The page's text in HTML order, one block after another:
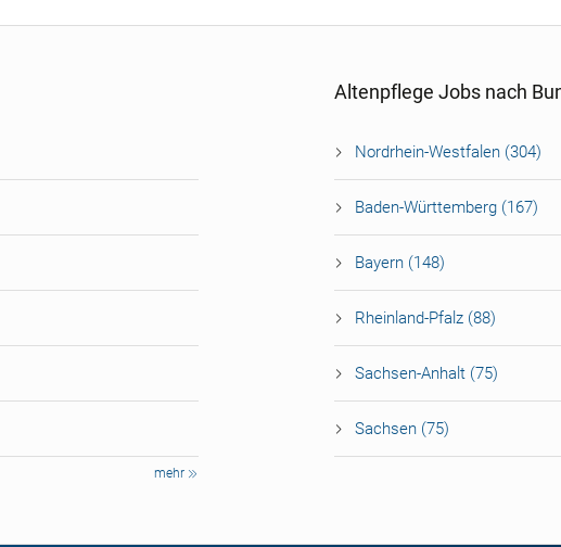
mehr
Altenpflege Jobs nach
Nordrhein-Westfalen (304)
Baden-Württemberg (167)
Bayern (148)
Rheinland-Pfalz (88)
Sachsen-Anhalt (75)
Sachsen (75)